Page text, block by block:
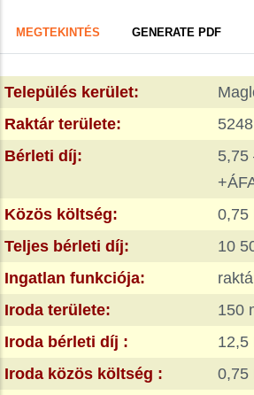
Primary
tabs
MEGTEKINTÉS (AKTÍVGENERATE PDF
Település kerület:
Raktár területe:
Bérleti díj:
5,75
Közös költség:
0,75
Teljes bérleti díj:
10
Ingatlan funkciója:
Iroda területe:
150
Iroda bérleti díj :
12,5
Iroda közös költség :
0,75